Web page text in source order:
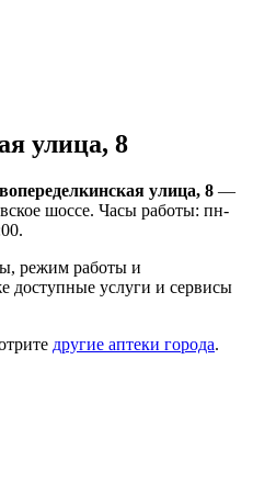
улица, 8
улица, 8 —
шоссе. Часы работы: пн-
режим работы и
доступные услуги и сервисы
другие аптеки города.